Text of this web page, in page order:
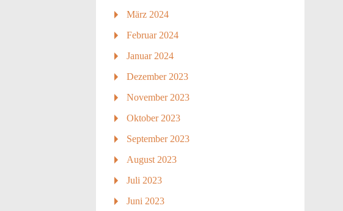
März 2024
Februar 2024
Januar 2024
Dezember 2023
November 2023
Oktober 2023
September 2023
August 2023
Juli 2023
Juni 2023